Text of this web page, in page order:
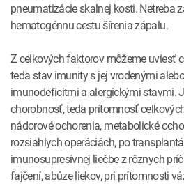
pneumatizácie skalnej kosti. Netreba
hematogénnu cestu šírenia zápalu.
Z celkových faktorov môžeme uviesť
teda stav imunity s jej vrodenými
imunodeficitmi a alergickými stavmi.
chorobnosť, teda prítomnosť
nádorové ochorenia, metabolické
rozsiahlych operáciách, po
imunosupresívnej liečbe z rôznych
fajčení, abúze liekov, pri prítomnosti